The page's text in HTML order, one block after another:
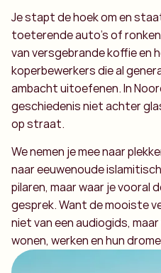
Je stapt de hoek om en
toeterende auto’s of
van versgebrande koffie en
koperbewerkers die al
ambacht uitoefenen. In
geschiedenis niet achter
op straat.
We nemen je mee naar
naar eeuwenoude
pilaren, maar waar je vooral
gesprek. Want de mooiste
niet van een audiogids,
wonen, werken en hun